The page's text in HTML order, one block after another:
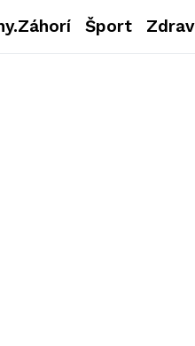
Šport